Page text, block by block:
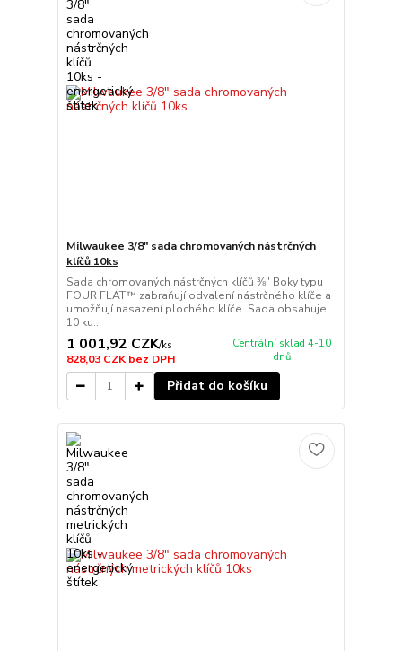
Milwaukee 3/8" sada chromovaných nástrčných
klíčů 10ks
Sada chromovaných nástrčných klíčů ⅜″ Boky typu
FOUR FLAT™ zabraňují odvalení nástrčného klíče a
umožňují nasazení plochého klíče. Sada obsahuje
10 ku...
1 001,92 CZK/ks
828,03 CZKbez DPH
Centrální sklad 4-10
dnů
Přidat do košíku